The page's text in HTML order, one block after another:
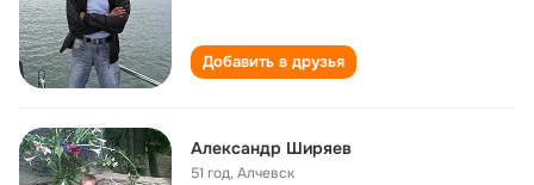
Добавить в друзья
Александр Ширяев
51 год,Алчевск